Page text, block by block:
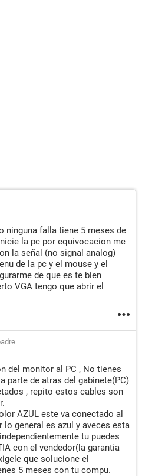
ninguna falla tiene 5 meses de
la pc por equivocacion me
la señal (no signal analog)
de la pc y el mouse y el
de que es te bien
VGA tengo que abrir el
del monitor al PC , No tienes
parte de atras del gabinete(PC)
, repito estos cables son
AZUL este va conectado al
lo general es azul y aveces esta
tu puedes
con el vendedor(la garantia
que solucione el
5 meses con tu compu.